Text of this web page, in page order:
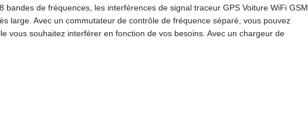
de fréquences, les interférences de signal traceur GPS Voiture WiFi GSM
large. Avec un commutateur de contrôle de fréquence séparé, vous pouvez
vous souhaitez interférer en fonction de vos besoins. Avec un chargeur de